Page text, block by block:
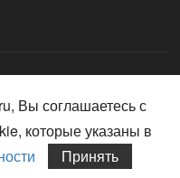
Вы соглашаетесь с
которые указаны в
Принять